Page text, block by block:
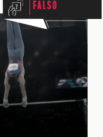
Falso